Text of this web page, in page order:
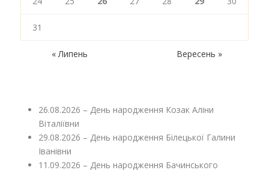
31
« Липень Вересень »
26.08.2026 – День народження Козак Аліни
Віталіївни
29.08.2026 – День народження Білецької Галини
Іванівни
11.09.2026 – День народження Бачинського